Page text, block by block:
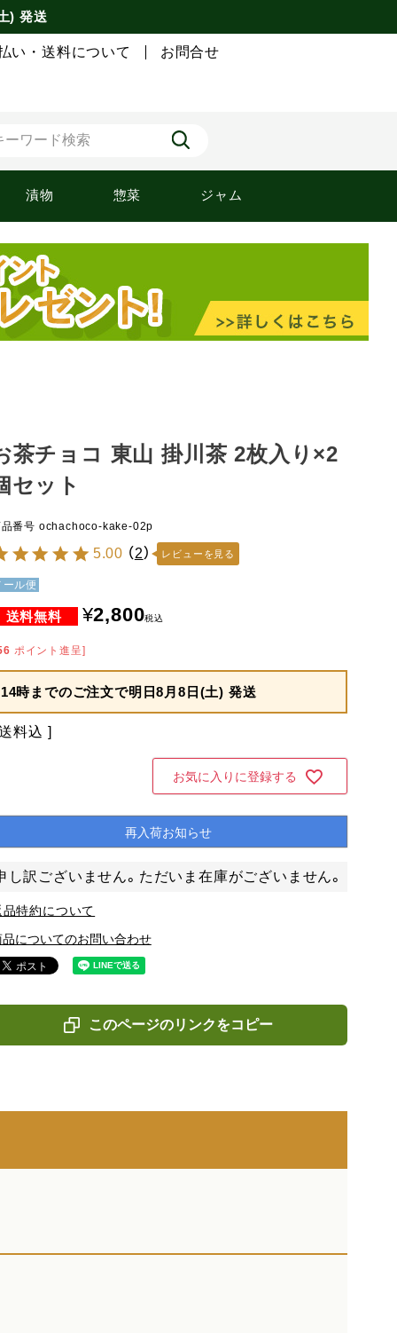
) 発送
い・送料について お問合せ
漬物 惣菜 ジャム
茶チョコ 東山 掛川茶 2枚入り×2
セット
番号 ochachoco-kake-02p
5.00 （2） レビューを見る
ール便
¥2,800税込
ポイント進呈]
14時までのご注文で明日8月8日(土) 発送
料込
お気に入りに登録する
再入荷お知らせ
し訳ございません。ただいま在庫がございません。
品特約について
品についてのお問い合わせ
このページのリンクをコピー